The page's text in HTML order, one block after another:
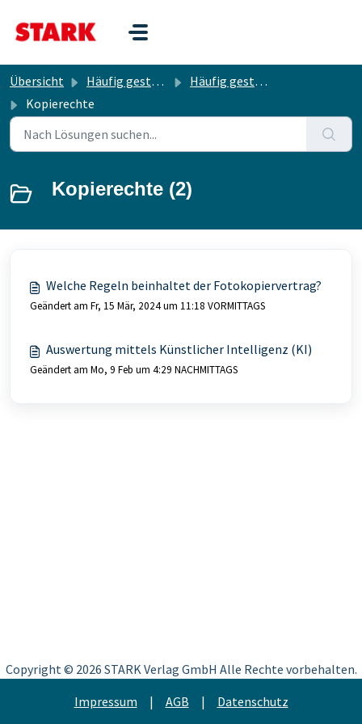
Übersicht Häufig gestellte Fragen
Häufig gestellte Fragen
Kopierechte
Kopierechte (2)
Welche Regeln beinhaltet der Fotokopiervertrag?
Geändert am Fr, 15 Mär, 2024 um 11:18 VORMITTAGS
Auswertung mittels Künstlicher Intelligenz (KI)
Geändert am Mo, 9 Feb um 4:29 NACHMITTAGS
Copyright © 2026 STARK Verlag GmbH Alle Rechte vorbehalten.
Impressum
| AGB | Datenschutz